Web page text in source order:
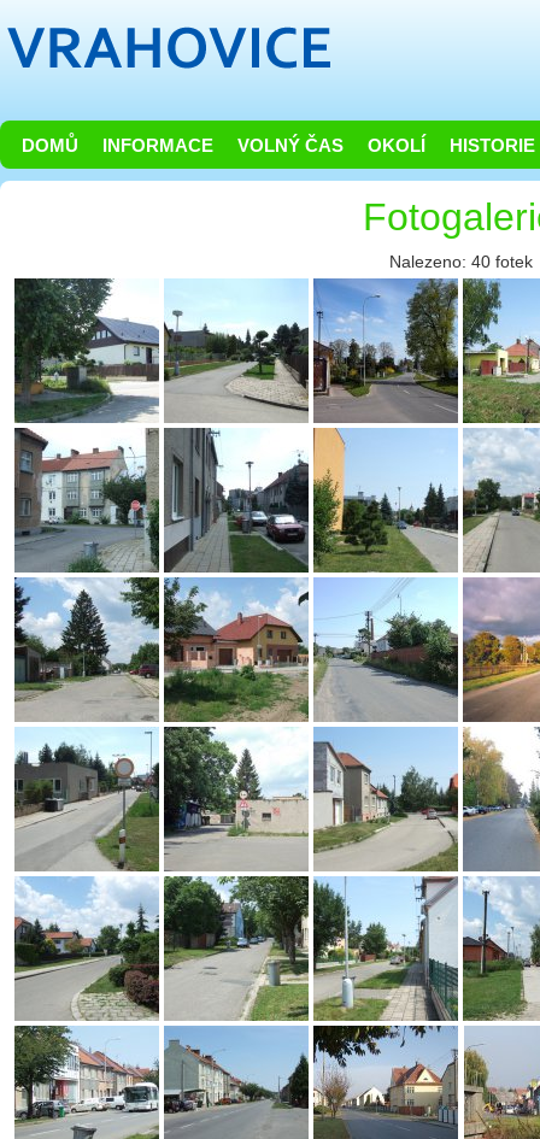
DOMŮ INFORMACE VOLNÝ ČAS OKOLÍ HISTORIE
Nalezeno: 40 fotek